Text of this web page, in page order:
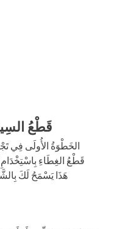
قَطْعُ
الخَطْوَةُ الأُولَى فِي
قَطْعُ الغِطَاءِ
هَذَا يَسْمَحُ لَكَ